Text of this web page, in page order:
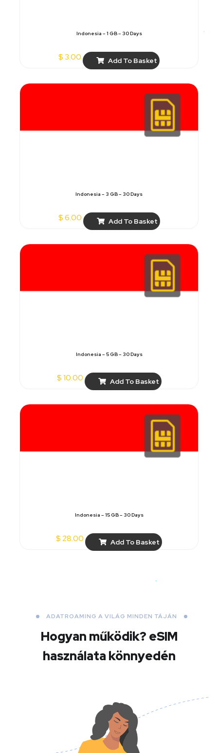
Indonesia – 1 GB – 30 Days
$ 3.00 Add To Basket
Indonesia – 3 GB – 30 Days
$6.00 Add To Basket
Indonesia – 5 GB – 30 Days
$10.00 Add To Basket
Indonesia – 15 GB – 30 Days
$ 28.00 Add To Basket
ADATROAMING A VILÁG MINDEN TÁJÁN
Hogyan működik? eSIM
használata könnyedén